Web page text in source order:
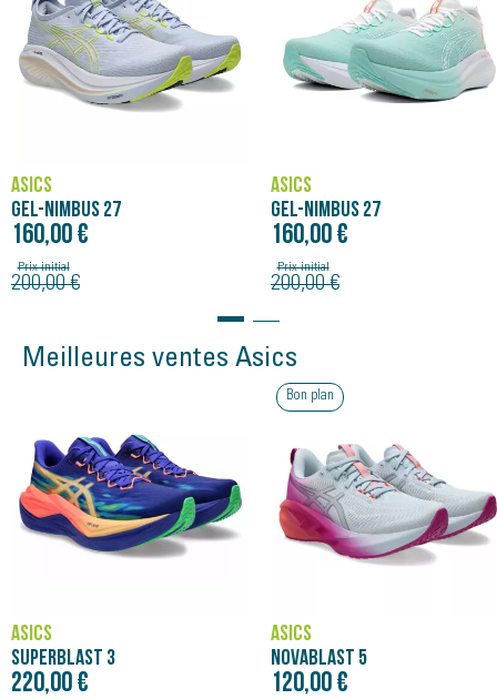
excellent amorti pour un confort total.
La tige respirante et la forme du col offrent un chaussant
incomparable pour un confort extrême.
ASICS
GEL-NIMBUS 27
160,00 €
Prix initial
200,00 €
ASICS
GEL-NIMBUS 27
160,00 €
Prix initial
200,00 €
Meilleures ventes Asics
ASICS
NOVABLAST 5
120,00 €
ASICS
SUPERBLAST 3
220,00 €